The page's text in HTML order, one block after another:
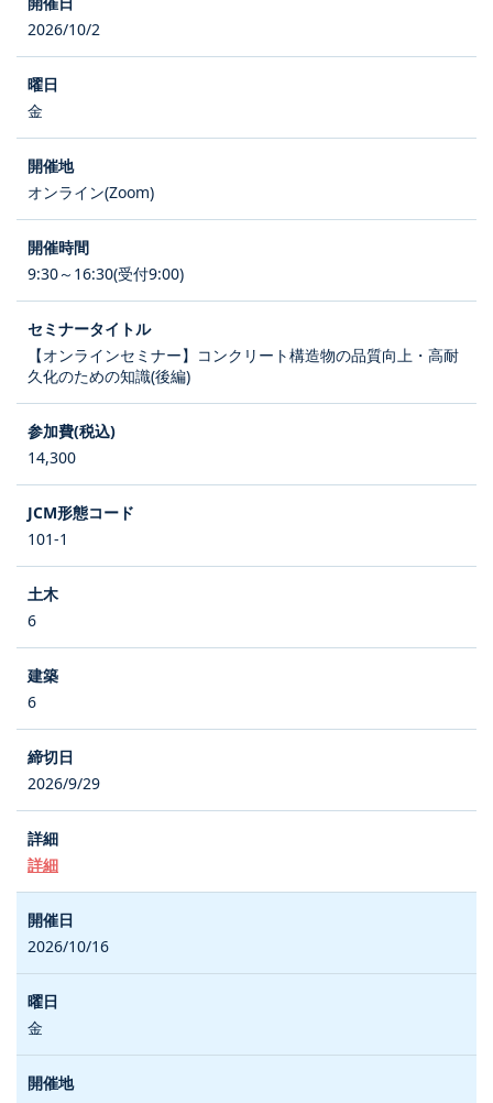
2026/10/2
金
オンライン(Zoom)
9:30～16:30(受付9:00)
【オンラインセミナー】コンクリート構造物の品質向上・高耐
久化のための知識(後編)
14,300
101-1
6
6
2026/9/29
詳細
2026/10/16
金